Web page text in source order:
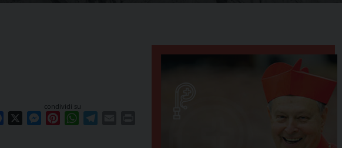
condividi su
Facebook Messenger
PinterestWhatsApp